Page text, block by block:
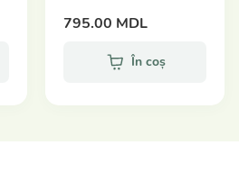
795.00 MDL
În coș